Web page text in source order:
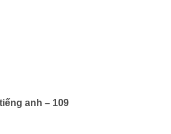
anh – 109